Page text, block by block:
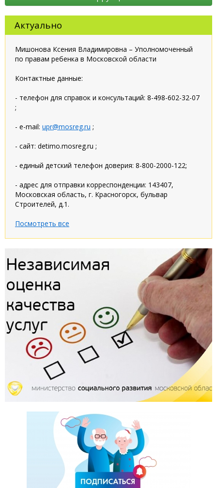
Актуально
Мишонова Ксения Владимировна – Уполномоченный
по правам ребенка в Московской области
Контактные данные:
- телефон для справок и консультаций: 8-498-602-32-07
;
- e-mail: upr@mosreg.ru ;
- сайт: detimo.mosreg.ru ;
- единый детский телефон доверия: 8-800-2000-122;
- адрес для отправки корреспонденции: 143407,
Московская область, г. Красногорск, бульвар
Строителей, д.1.
Посмотреть все